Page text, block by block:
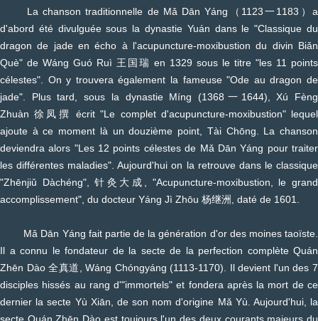
La chanson traditionnelle de Mǎ Dān Yáng（1123一1183）a
d'abord été divulguée sous la dynastie Yuán dans le "Classique du
dragon de jade en écho à l'acupuncture-moxibustion du divin Biǎn
Què" de Wáng Guó Ruì 王国瑞 en 1329 sous le titre "les 11 points
célestes". On y trouvera également la fameuse "Ode au dragon de
jade". Plus tard, sous la dynastie Míng (1368一1644), Xú Fèng
Zhuàn 徐凤撰 écrit "Le complet d'acupuncture-moxibustion" lequel
ajoute à ce moment là un douzième point, Tài Chōng. La chanson
deviendra alors "Les 12 points célestes de Mǎ Dān Yáng pour traiter
les différentes maladies". Aujourd'hui on la retrouve dans le classique
"Zhēnjiǔ Dàchéng", 针灸大成, "Acupuncture-moxibustion, le grand
accomplissement", du docteur Yáng Jì Zhōu 杨继洲, daté de 1601.
Mǎ Dān Yáng fait partie de la génération d'or des moines taoïste.
Il a connu le fondateur de la secte de la perfection complète Quán
Zhēn Dào 全真道, Wáng Chóngyáng (1113-1170). Il devient l'un des 7
disciples hissés au rang d'"immortels" et fondera après la mort de ce
dernier la secte Yù Xiān, de son nom d'origine Mǎ Yù. Aujourd'hui, la